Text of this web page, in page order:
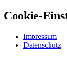
Cookie-
Impressum
Datenschutz